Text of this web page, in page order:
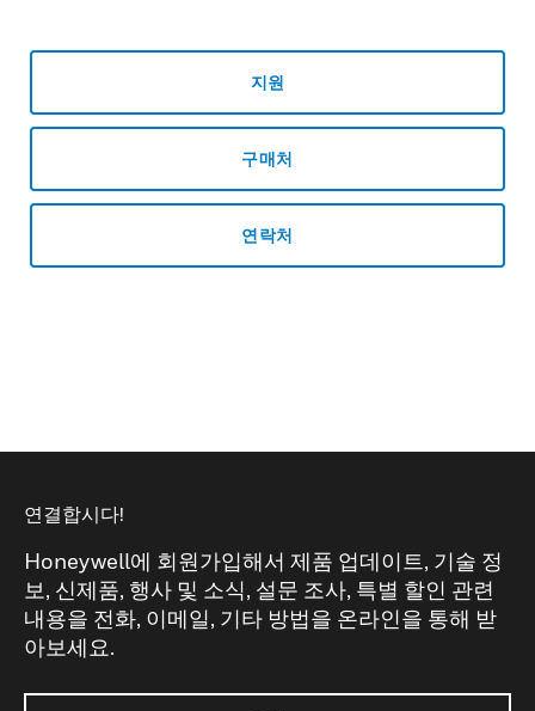
지원
구매처
연락처
연결합시다!
Honeywell에 회원가입해서 제품 업데이트, 기술 정
보, 신제품, 행사 및 소식, 설문 조사, 특별 할인 관련
내용을 전화, 이메일, 기타 방법을 온라인을 통해 받
아보세요.